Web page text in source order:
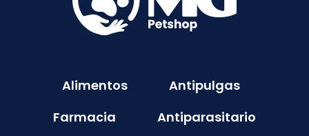
Alimentos
Antipulgas
Farmacia
Antiparasitario